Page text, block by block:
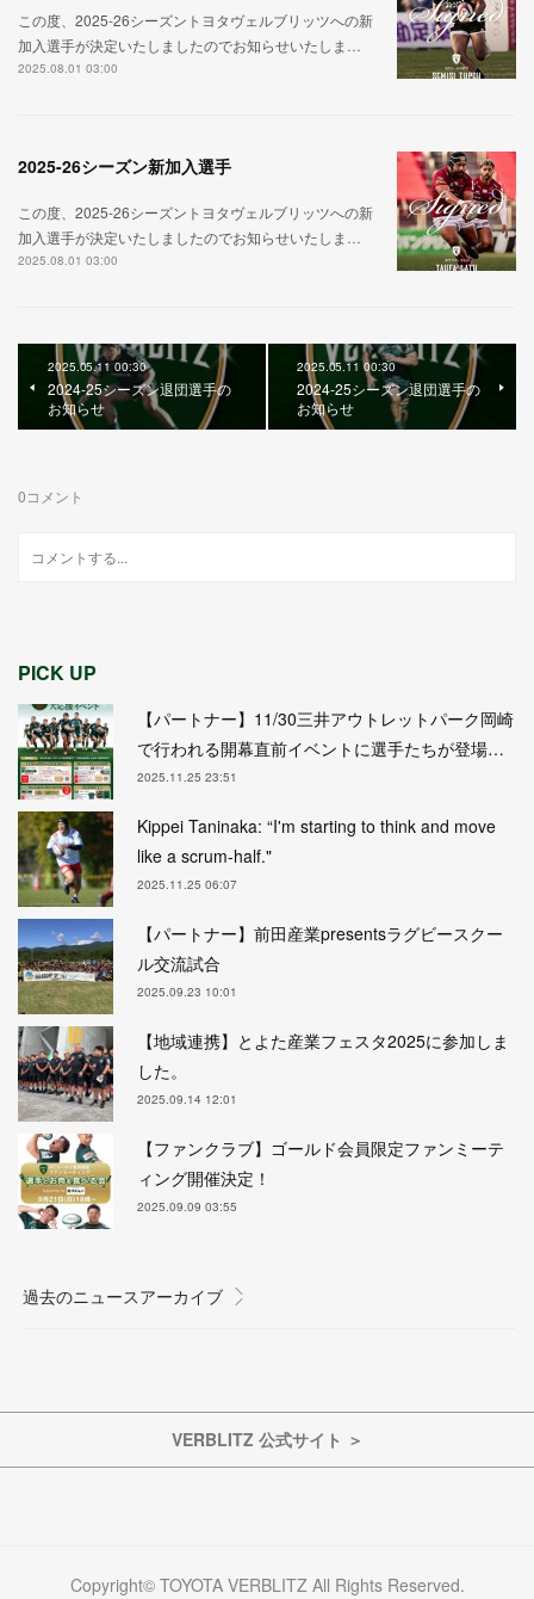
この度、2025-26シーズントヨタヴェルブリッツへの新
加入選手が決定いたしましたのでお知らせいたしま…
2025.08.01 03:00
2025-26シーズン新加入選手
この度、2025-26シーズントヨタヴェルブリッツへの新
加入選手が決定いたしましたのでお知らせいたしま…
2025.08.01 03:00
2025.05.11 00:30
2024-25シーズン退団選手の
お知らせ
2025.05.11 00:30
2024-25シーズン退団選手の
お知らせ
0コメント
PICK UP
【パートナー】11/30三井アウトレットパーク岡崎
で行われる開幕直前イベントに選手たちが登場…
2025.11.25 23:51
Kippei Taninaka: “I'm starting to think and move
like a scrum-half."
2025.11.25 06:07
【パートナー】前田産業presentsラグビースクー
ル交流試合
2025.09.23 10:01
【地域連携】とよた産業フェスタ2025に参加しま
した。
2025.09.14 12:01
【ファンクラブ】ゴールド会員限定ファンミーテ
ィング開催決定！
2025.09.09 03:55
VERBLITZ 公式サイト ＞
Copyright© TOYOTA VERBLITZ All Rights Reserved.